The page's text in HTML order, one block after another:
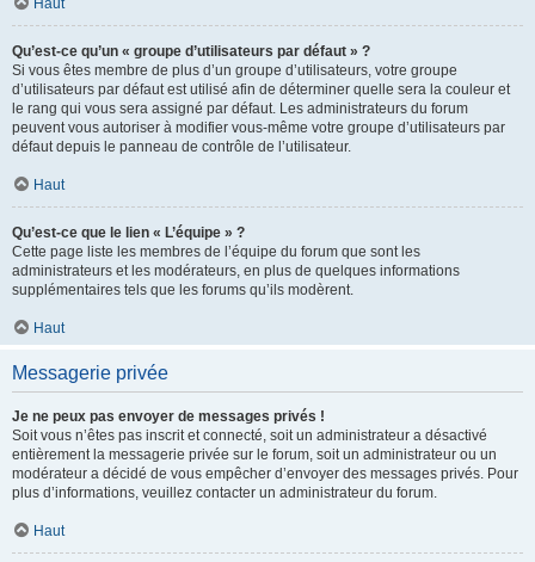
Haut
Qu’est-ce qu’un « groupe d’utilisateurs par défaut » ?
Si vous êtes membre de plus d’un groupe d’utilisateurs, votre groupe
d’utilisateurs par défaut est utilisé afin de déterminer quelle sera la couleur et
le rang qui vous sera assigné par défaut. Les administrateurs du forum
peuvent vous autoriser à modifier vous-même votre groupe d’utilisateurs par
défaut depuis le panneau de contrôle de l’utilisateur.
Haut
Qu’est-ce que le lien « L’équipe » ?
Cette page liste les membres de l’équipe du forum que sont les
administrateurs et les modérateurs, en plus de quelques informations
supplémentaires tels que les forums qu’ils modèrent.
Haut
Messagerie privée
Je ne peux pas envoyer de messages privés !
Soit vous n’êtes pas inscrit et connecté, soit un administrateur a désactivé
entièrement la messagerie privée sur le forum, soit un administrateur ou un
modérateur a décidé de vous empêcher d’envoyer des messages privés. Pour
plus d’informations, veuillez contacter un administrateur du forum.
Haut